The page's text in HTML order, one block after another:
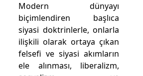
Modern dünyayı
biçimlendiren başlıca
siyasi doktrinlerle, onlarla
ilişkili olarak ortaya çıkan
felsefi ve siyasi akımların
ele alınması, liberalizm,